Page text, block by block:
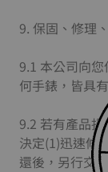
9. 保固、修理
9.1 本公司向
何手錶，皆具
9.2 若有產品
決定(1)迅速修
還後，另行交